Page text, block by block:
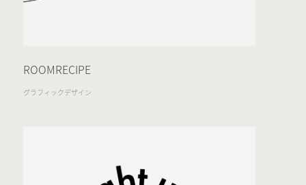
ROOMRECIPE
グラフィックデザイン